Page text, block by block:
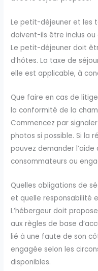
Le petit-déjeuner et les
doivent-ils être inclus
Le petit-déjeuner doit
d’hôtes. La taxe de
elle est applicable, à
Que faire en cas de
la conformité de la
Commencez par
photos si possible. Si la
pouvez demander l’aide
consommateurs ou
Quelles obligations de
et quelle responsabilité
L’hébergeur doit
aux règles de base
lié à une faute de son
engagée selon les
disponibles.